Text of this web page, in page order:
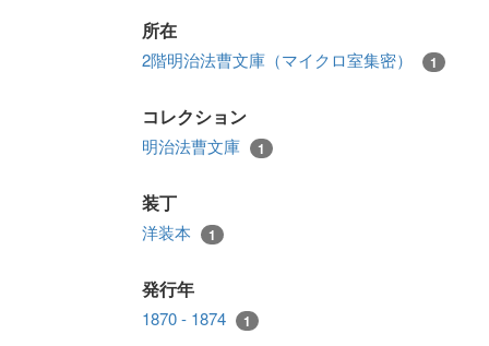
所在
2階明治法曹文庫（マイクロ室集密） 1
コレクション
明治法曹文庫 1
装丁
洋装本 1
発行年
1870 - 1874 1